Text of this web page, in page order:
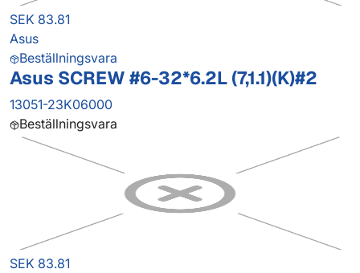
SEK 83.81
Asus
Beställningsvara
Asus SCREW #6-32*6.2L (7,1.1)(K)#2
13051-23K06000
Beställningsvara
SEK 83.81